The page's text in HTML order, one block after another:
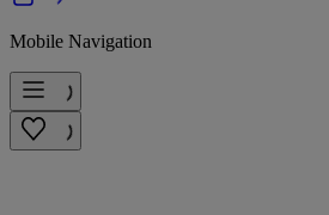
Mobile Navigation